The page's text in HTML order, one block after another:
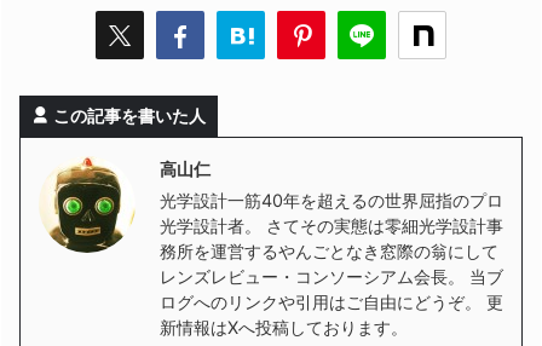
この記事を書いた人
高山仁
光学設計一筋40年を超えるの世界屈指のプロ
光学設計者。 さてその実態は零細光学設計事
務所を運営するやんごとなき窓際の翁にして
レンズレビュー・コンソーシアム会長。 当ブ
ログへのリンクや引用はご自由にどうぞ。 更
新情報はXへ投稿しております。